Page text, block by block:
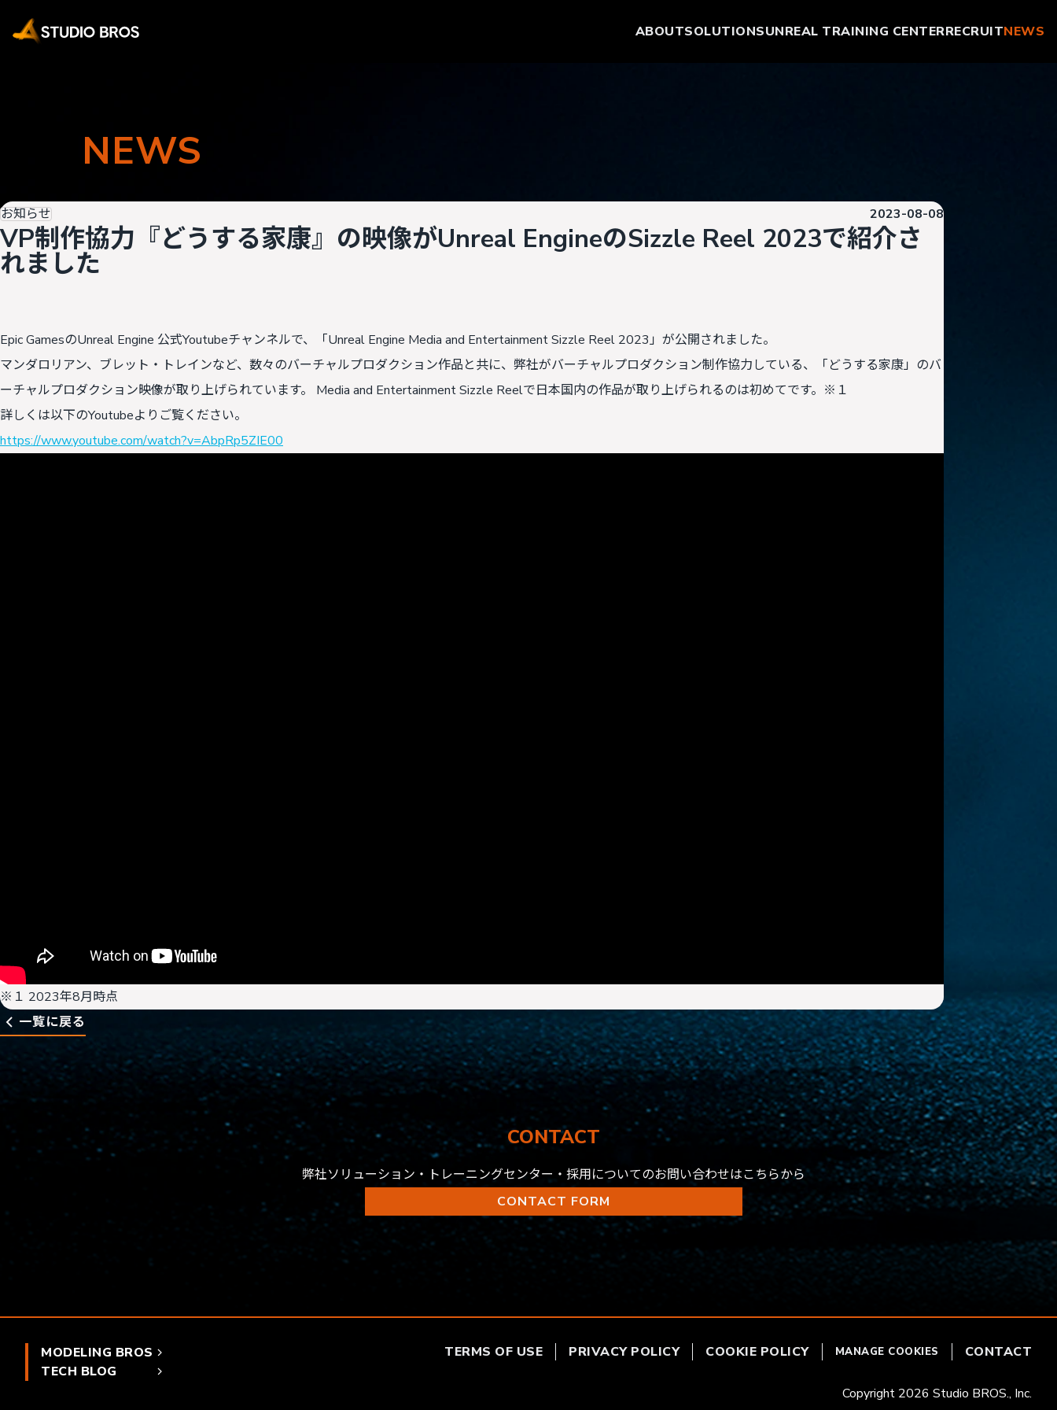
ABOUTSOLUTIONSUNREAL TRAINING CENTERRECRUITNEWS
NEWS
お知らせ 2023-08-08
VP制作協力『どうする家康』の映像がUnreal EngineのSizzle Reel 2023で紹介さ
れました
Epic GamesのUnreal Engine 公式Youtubeチャンネルで、「Unreal Engine Media and Entertainment Sizzle Reel 2023」が公開されました。
マンダロリアン、ブレット・トレインなど、数々のバーチャルプロダクション作品と共に、弊社がバーチャルプロダクション制作協力している、「どうする家康」のバ
ーチャルプロダクション映像が取り上げられています。 Media and Entertainment Sizzle Reelで日本国内の作品が取り上げられるのは初めてです。※１
詳しくは以下のYoutubeよりご覧ください。
https://www.youtube.com/watch?v=AbpRp5ZIE00
※１ 2023年8月時点
一覧に戻る
CONTACT
弊社ソリューション・トレーニングセンター・採用についてのお問い合わせはこちらから
CONTACT FORM
MODELING BROS
TECH BLOG
TERMS OF USE PRIVACY POLICY COOKIE POLICY MANAGE COOKIES CONTACT
Copyright 2026 Studio BROS., Inc.